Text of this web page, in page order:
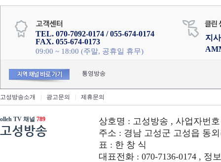
TEL. 070-7092-0174 / 055-674-0174
FAX. 055-674-0173
09:00 ~ 18:00 (주말, 공휴일 휴무)
지
통영방송
고성방송소개 광고문의 제휴문의
olleh TV 채널 789
고성방송
상호명 : 고성방송 , 사업자번호
주소 : 경남 고성군 고성읍 동외
표 : 한 창 식
대표전화 : 070-7136-0174 , 정